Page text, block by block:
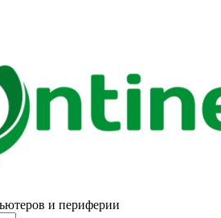
и периферии